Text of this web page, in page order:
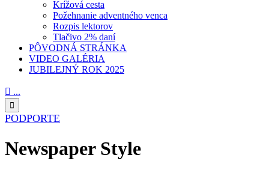
Krížová cesta
Požehnanie adventného venca
Rozpis lektorov
Tlačivo 2% daní
PÔVODNÁ STRÁNKA
VIDEO GALÉRIA
JUBILEJNÝ ROK 2025
 ...

PODPORTE
Newspaper Style